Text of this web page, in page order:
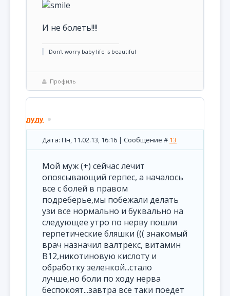
И не болеть!!!!
Don't worry baby life is beautiful
Профиль
лулу
Дата: Пн, 11.02.13, 16:16 | Сообщение # 13
Мой муж (+) сейчас лечит
опоясывающий герпес, а началось
все с болей в правом
подреберье,мы побежали делать
узи все нормально и буквально на
следующее утро по нерву пошли
герпетические бляшки ((( знакомый
врач назначил валтрекс, витамин
В12,никотиновую кислоту и
обработку зеленкой...стало
лучше,но боли по ходу нерва
беспокоят...завтра все таки поедет